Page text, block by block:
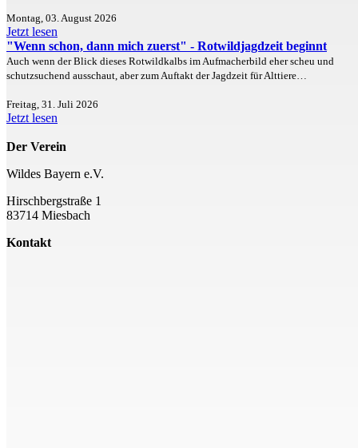
Montag, 03. August 2026
Jetzt lesen
"Wenn schon, dann mich zuerst" - Rotwildjagdzeit beginnt
Auch wenn der Blick dieses Rotwildkalbs im Aufmacherbild eher scheu und
schutzsuchend ausschaut, aber zum Auftakt der Jagdzeit für Alttiere…
Freitag, 31. Juli 2026
Jetzt lesen
Der Verein
Wildes Bayern e.V.
Hirschbergstraße 1
83714 Miesbach
Kontakt